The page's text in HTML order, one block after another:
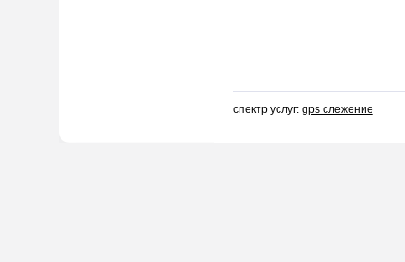
спектр услуг: gps слежение